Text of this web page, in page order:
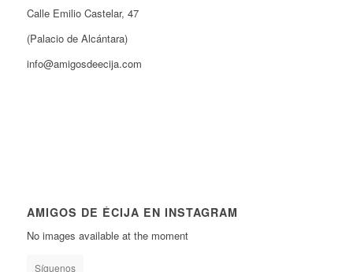
Calle Emilio Castelar, 47
(Palacio de Alcántara)
info@amigosdeecija.com
AMIGOS DE ÉCIJA EN INSTAGRAM
No images available at the moment
Síguenos